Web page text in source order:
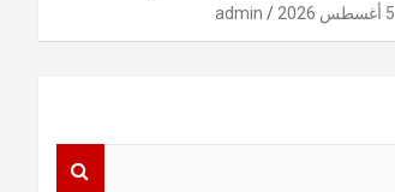
5 أغسطس 2026 admin